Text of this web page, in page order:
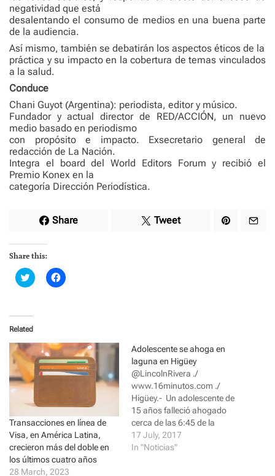
negatividad que está
desalentando el consumo de medios en una buena parte
de la audiencia.
Así mismo, también se debatirán los aspectos éticos de la
práctica y su impacto en la cobertura de temas vinculados
a la salud.
Conduce
Chani Guyot (Argentina): periodista, editor y músico.
Fundador y actual director de RED/ACCIÓN, un nuevo
medio basado en periodismo
con propósito e impacto. Exsecretario general de
redacción de La Nación.
Integra el board del World Editors Forum y recibió el
Premio Konex en la
categoría Dirección Periodística.
Share Tweet
Share this:
C
l
t
o
s
a
r
e
o
n
T
w
i
t
e
r
(
O
p
e
C
l
a
r
e
o
n
c
b
o
o
k
(
O
p
Related
Transacciones en línea de
Visa, en América Latina,
crecieron más del doble en
los últimos cuatro años
28 March, 2023
Adolescente se ahoga en
laguna en Higüey
@LincolnRivera ./
www.16minutos.com ./
Higüey.- Un adolescente de
15 años falleció ahogado
cerca de las 6:45 de la
noche de ayer domingo en la
Laguna denominada Las 7
17 July, 2017
In "Noticias"